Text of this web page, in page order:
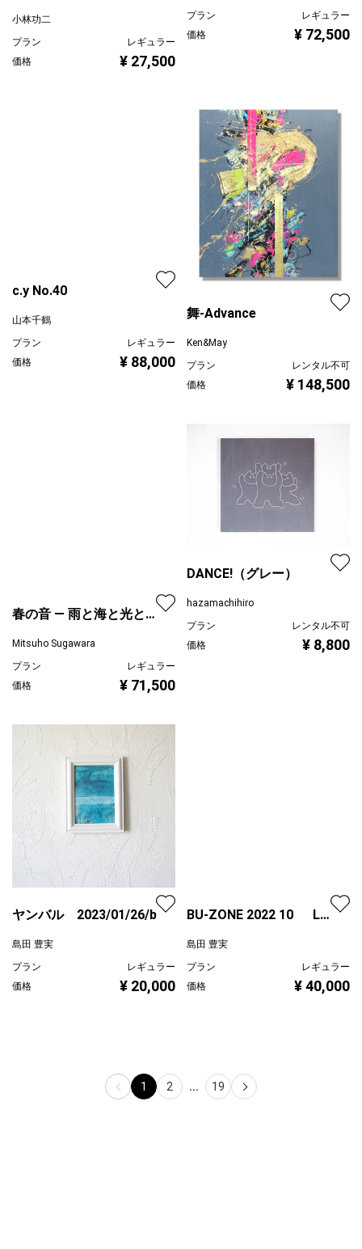
小林功二
プラン
レギュラー
価格
¥ 27,500
プラン
レギュラー
価格
¥ 72,500
山本千鶴
プラン
舞-Advance
Ken&May
プラン
レンタル不可
価格
¥ 148,500
春の音 ― 雨と海と光と水
シリーズ
Mitsuho Sugawara
価格
¥ 71,500
DANCE!（グレー）
hazamachihiro
プラン
レンタル不可
価格
¥ 8,800
ヤンバル 2023/01/26/b
島田 豊実
BU-ZONE 2022 10 L判
サイズ
¥ 40,000